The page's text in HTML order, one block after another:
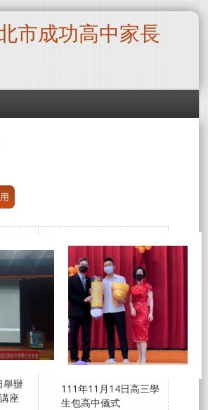
市成功高中家長
舉辦
座
111年11月14日高三學
生包高中儀式